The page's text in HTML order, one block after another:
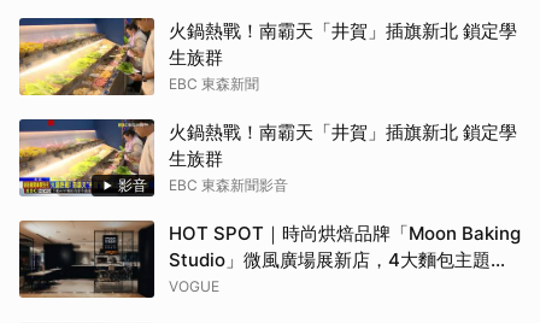
火鍋熱戰！南霸天「井賀」插旗新北 鎖定學
生族群
EBC 東森新聞
影音
火鍋熱戰！南霸天「井賀」插旗新北 鎖定學
生族群
EBC 東森新聞影音
HOT SPOT｜時尚烘焙品牌「Moon Baking
Studio」微風廣場展新店，4大麵包主題早
午餐、時令風味甜點，再定義你的用餐日常
VOGUE